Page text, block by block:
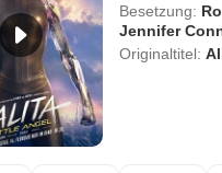
Besetzung:
Jennifer
Originaltitel: